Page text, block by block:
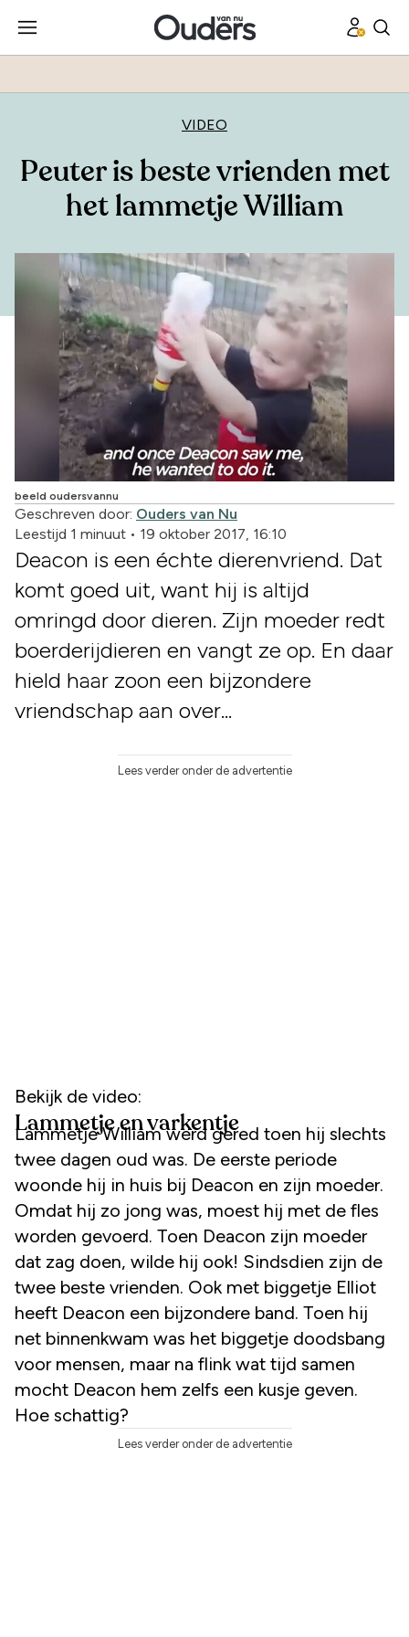
VIDEO
Peuter is beste vrienden met
het lammetje William
beeld oudersvannu
Geschreven door: Ouders van Nu
Leestijd 1 minuut • 19 oktober 2017, 16:10
Deacon is een échte dierenvriend. Dat
komt goed uit, want hij is altijd
omringd door dieren. Zijn moeder redt
boerderijdieren en vangt ze op. En daar
hield haar zoon een bijzondere
vriendschap aan over...
Lees verder onder de advertentie
Bekijk de video:
Lammetje en varkentje
Lammetje William werd gered toen hij slechts
twee dagen oud was. De eerste periode
woonde hij in huis bij Deacon en zijn moeder.
Omdat hij zo jong was, moest hij met de fles
worden gevoerd. Toen Deacon zijn moeder
dat zag doen, wilde hij ook! Sindsdien zijn de
twee beste vrienden. Ook met biggetje Elliot
heeft Deacon een bijzondere band. Toen hij
net binnenkwam was het biggetje doodsbang
voor mensen, maar na flink wat tijd samen
mocht Deacon hem zelfs een kusje geven.
Hoe schattig?
Lees verder onder de advertentie